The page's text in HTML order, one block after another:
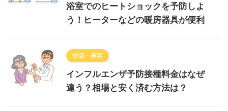
浴室でのヒートショックを予防しよ
う！ヒーターなどの暖房器具が便利
健康・美容
インフルエンザ予防接種料金はなぜ
違う？相場と安く済む方法は？